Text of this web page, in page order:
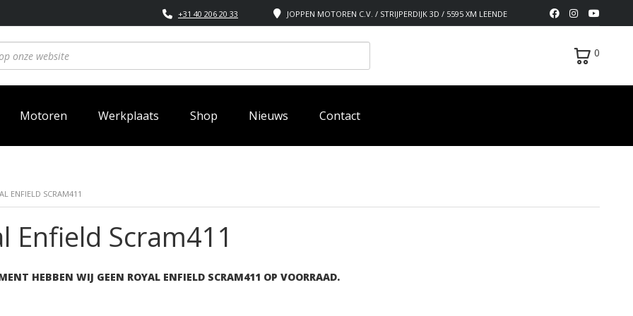
JOPPEN MOTOREN C.V. / STRIJPERDIJK 3D / 5595 XM LEENDE
+31 40 206 20 33
0
Motoren Werkplaats Shop Nieuws Contact
ENFIELD SCRAM411
Enfield Scram411
HEBBEN WIJ GEEN ROYAL ENFIELD SCRAM411 OP VOORRAAD.